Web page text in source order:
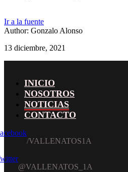
Ir a la fuente
Author: Gonzalo Alonso
13 diciembre, 2021
INICIO
NOSOTROS
NOTICIAS
CONTACTO